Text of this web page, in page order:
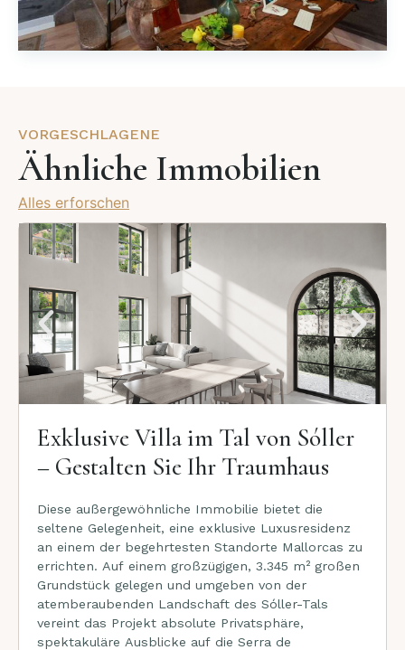
VORGESCHLAGENE
Ähnliche Immobilien
Alles erforschen
Exklusive Villa im Tal von Sóller
– Gestalten Sie Ihr Traumhaus
Diese außergewöhnliche Immobilie bietet die
seltene Gelegenheit, eine exklusive Luxusresidenz
an einem der begehrtesten Standorte Mallorcas zu
errichten. Auf einem großzügigen, 3.345 m² großen
Grundstück gelegen und umgeben von der
atemberaubenden Landschaft des Sóller-Tals
vereint das Projekt absolute Privatsphäre,
spektakuläre Ausblicke auf die Serra de